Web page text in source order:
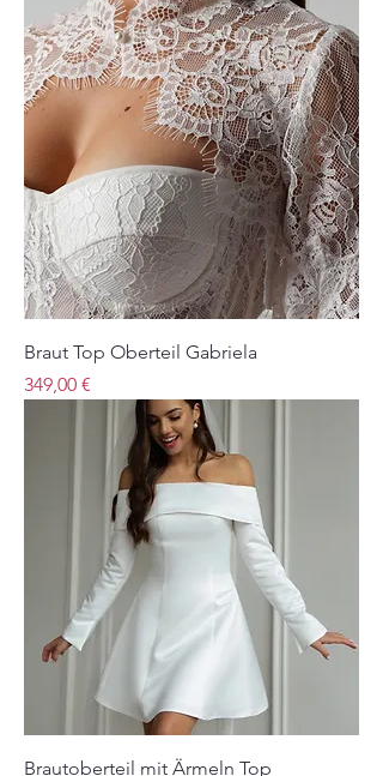
Braut Top Oberteil Gabriela
Preis
349,00 €
Brautoberteil mit Ärmeln Top